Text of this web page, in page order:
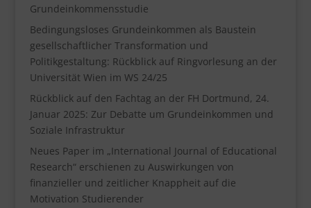
Grundeinkommensstudie
Bedingungsloses Grundeinkommen als Baustein
gesellschaftlicher Transformation und
Politikgestaltung: Rückblick auf Ringvorlesung an der
Universität Wien im WS 24/25
Rückblick auf den Fachtag an der FH Dortmund, 24.
Januar 2025: Zur Debatte um Grundeinkommen und
Soziale Infrastruktur
Neues Paper im „International Journal of Educational
Research“ erschienen zu Auswirkungen von
finanzieller und zeitlicher Knappheit auf die
Motivation Studierender